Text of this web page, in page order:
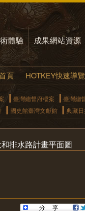
體驗 成果網站資源
頁 HOTKEY快速導覽
臺灣總督府檔案 臺灣總
國史館臺灣文獻館 典藏
排水路計畫平面圖